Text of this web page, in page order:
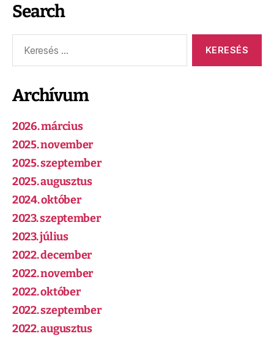
Search
Archívum
2026. március
2025. november
2025. szeptember
2025. augusztus
2024. október
2023. szeptember
2023. július
2022. december
2022. november
2022. október
2022. szeptember
2022. augusztus